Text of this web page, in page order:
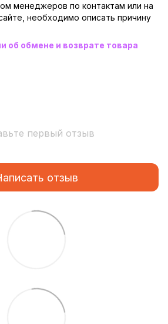
менеджеров по контактам или на
необходимо описать причину
об обмене и возврате товара
первый отзыв
отзыв